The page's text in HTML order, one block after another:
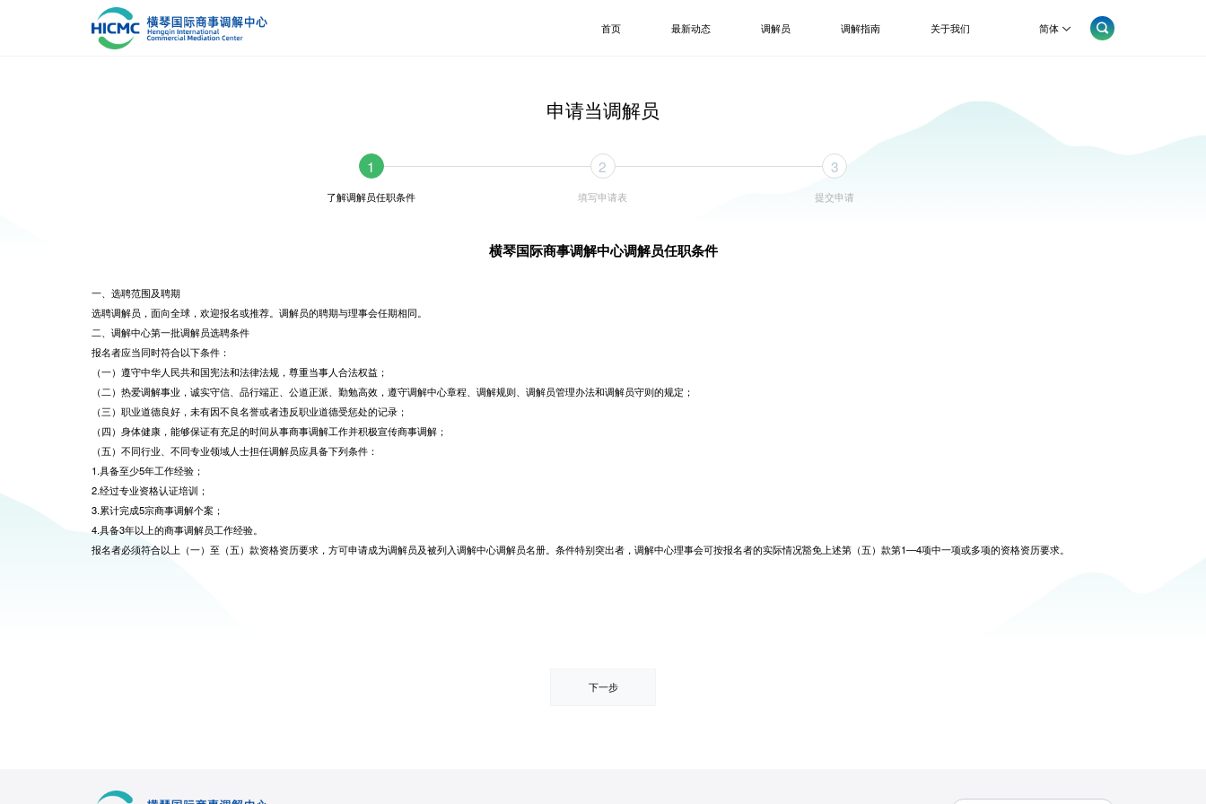
简体
首页 最新动态 调解员 调解指南 关于我们
申请当调解员
1
了解调解员任职条件
2
填写申请表
3
提交申请
横琴国际商事调解中心调解员任职条件
一、选聘范围及聘期
选聘调解员，面向全球，欢迎报名或推荐。调解员的聘期与理事会任期相同。
二、调解中心第一批调解员选聘条件
报名者应当同时符合以下条件：
（一）遵守中华人民共和国宪法和法律法规，尊重当事人合法权益；
（二）热爱调解事业，诚实守信、品行端正、公道正派、勤勉高效，遵守调解中心章程、调解规则、调解员管理办法和调解员守则的规定；
（三）职业道德良好，未有因不良名誉或者违反职业道德受惩处的记录；
（四）身体健康，能够保证有充足的时间从事商事调解工作并积极宣传商事调解；
（五）不同行业、不同专业领域人士担任调解员应具备下列条件：
1.具备至少5年工作经验；
2.经过专业资格认证培训；
3.累计完成5宗商事调解个案；
4.具备3年以上的商事调解员工作经验。
报名者必须符合以上（一）至（五）款资格资历要求，方可申请成为调解员及被列入调解中心调解员名册。条件特别突出者，调解中心理事会可按报名者的实际情况豁免上述第（五）款第1—4项中一项或多项的资格资历要求。
下一步